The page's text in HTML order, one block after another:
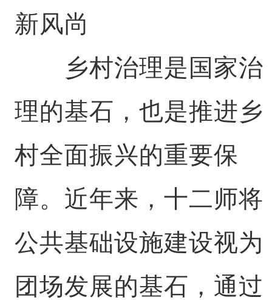
新风尚
乡村治理是国家治
理的基石，也是推进乡
村全面振兴的重要保
障。近年来，十二师将
公共基础设施建设视为
团场发展的基石，通过